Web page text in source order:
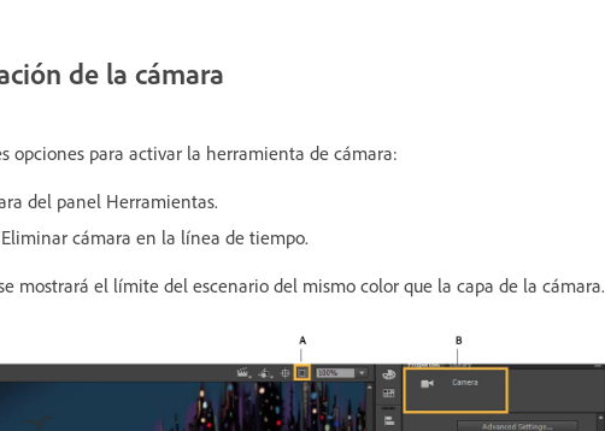
de la cámara
opciones para activar la herramienta de cámara:
del panel Herramientas.
cámara en la línea de tiempo.
mostrará el límite del escenario del mismo color que la capa de la cámara.